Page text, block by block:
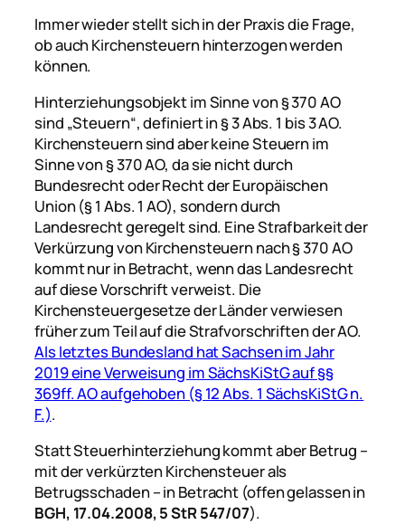
Immer wieder stellt sich in der Praxis die Frage,
ob auch Kirchensteuern hinterzogen werden
können.
Hinterziehungsobjekt im Sinne von § 370 AO
sind „Steuern“, definiert in § 3 Abs. 1 bis 3 AO.
Kirchensteuern sind aber keine Steuern im
Sinne von § 370 AO, da sie nicht durch
Bundesrecht oder Recht der Europäischen
Union (§ 1 Abs. 1 AO), sondern durch
Landesrecht geregelt sind. Eine Strafbarkeit der
Verkürzung von Kirchensteuern nach § 370 AO
kommt nur in Betracht, wenn das Landesrecht
auf diese Vorschrift verweist. Die
Kirchensteuergesetze der Länder verwiesen
früher zum Teil auf die Strafvorschriften der AO.
Als letztes Bundesland hat Sachsen im Jahr
2019 eine Verweisung im SächsKiStG auf §§
369ff. AO aufgehoben (§ 12 Abs. 1 SächsKiStG n.
F.).
Statt Steuerhinterziehung kommt aber Betrug –
mit der verkürzten Kirchensteuer als
Betrugsschaden – in Betracht (offen gelassen in
BGH, 17.04.2008, 5 StR 547/07).